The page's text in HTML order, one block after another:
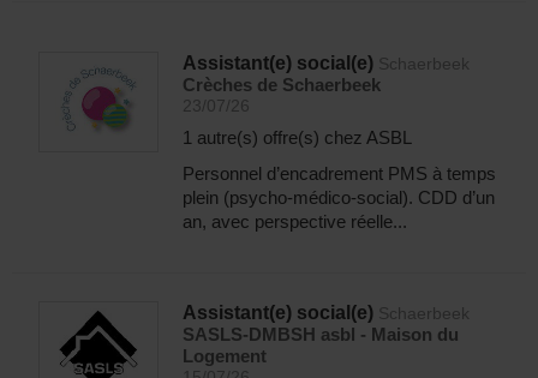
Assistant(e) social(e) Schaerbeek
Crèches de Schaerbeek
23/07/26
1 autre(s) offre(s) chez ASBL
Personnel d’encadrement PMS à temps
plein (psycho-médico-social). CDD d’un
an, avec perspective réelle...
Assistant(e) social(e) Schaerbeek
SASLS-DMBSH asbl - Maison du
Logement